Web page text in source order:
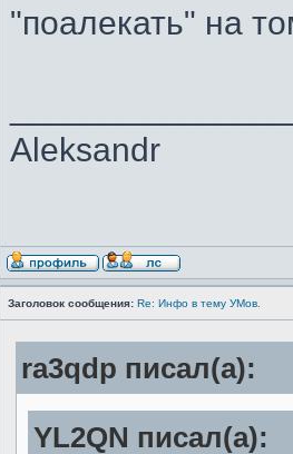
"поалекать" на
Aleksandr
Заголовок сообщения: Re: Инфо в тему УМов.
ra3qdp писал(а):
YL2QN писал(а):